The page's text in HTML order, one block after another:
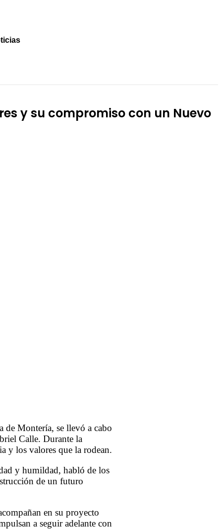
y su compromiso con un Nuevo
de Montería, se llevó a cabo
Calle. Durante la
y los valores que la rodean.
y humildad, habló de los
de un futuro
en su proyecto
a seguir adelante con